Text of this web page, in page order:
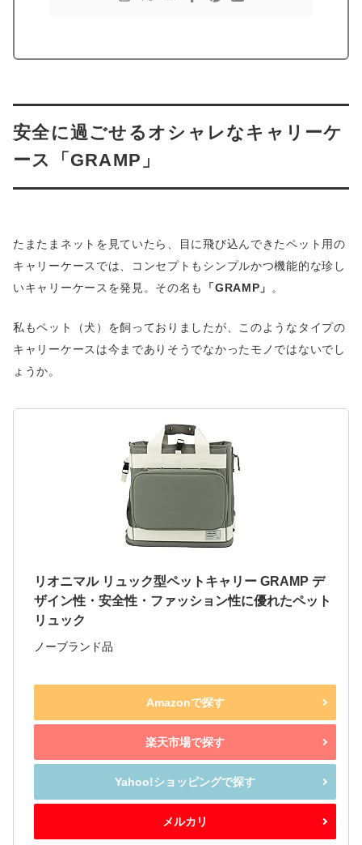
安全に過ごせるオシャレなキャリーケ
ース「GRAMP」
たまたまネットを見ていたら、目に飛び込んできたペット用の
キャリーケースでは、コンセプトもシンプルかつ機能的な珍し
いキャリーケースを発見。その名も
「GRAMP」 。
私もペット（犬）を飼っておりましたが、このようなタイプの
キャリーケースは今までありそうでなかったモノではないでし
ょうか。
リオニマル リュック型ペットキャリー GRAMP デ
ザイン性・安全性・ファッション性に優れたペット
リュック
ノーブランド品
Amazonで探す
楽天市場で探す
Yahoo!ショッピングで探す
メルカリ